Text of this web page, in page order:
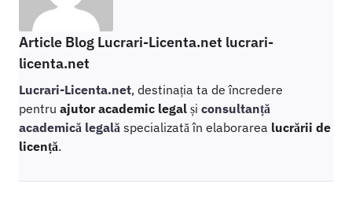
Article Blog Lucrari-Licenta.net lucrari-
licenta.net
Lucrari-Licenta.net, destinația ta de încredere
pentru ajutor academic legal și consultanță
academică legală specializată în elaborarea lucrării de
licență.